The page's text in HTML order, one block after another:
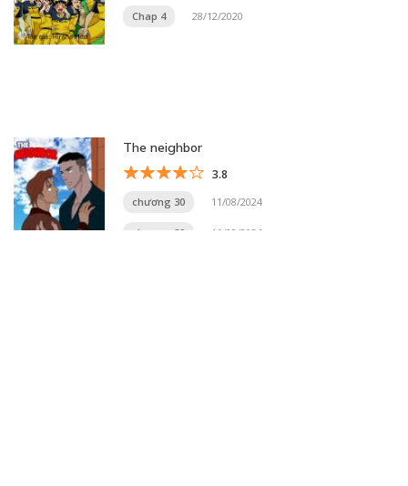
Chap 4 28/12/2020
The neighbor
3.8
chương 30 11/08/2024
chương 29 11/08/2024